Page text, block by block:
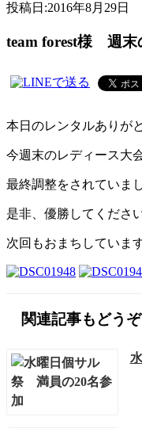
投稿日:2016年8月29日
team forest様 週末
本日のレンタルありが
今週末のレディース大
最終調整をされていま
是非、優勝してください
次回もおまちしていま
関連記事もどうぞ